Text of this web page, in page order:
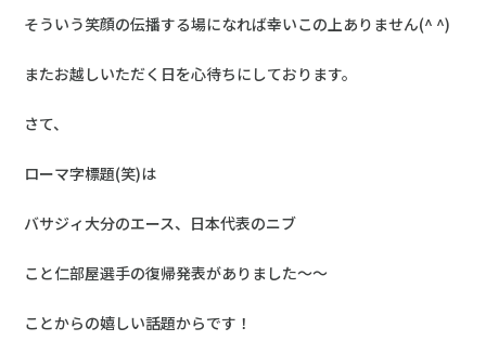
そういう笑顔の伝播する場になれば幸いこの上ありません(^ ^)
またお越しいただく日を心待ちにしております。
さて、
ローマ字標題(笑)は
バサジィ大分のエース、日本代表のニブ
こと仁部屋選手の復帰発表がありました～～
ことからの嬉しい話題からです！